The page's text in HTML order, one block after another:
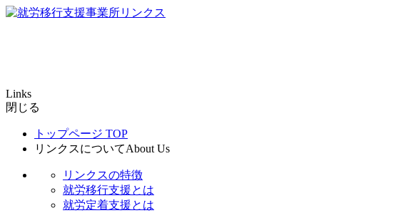
Links
閉じる
トップページ TOP
リンクスについてAbout Us
リンクスの特徴
就労移行支援とは
就労定着支援とは